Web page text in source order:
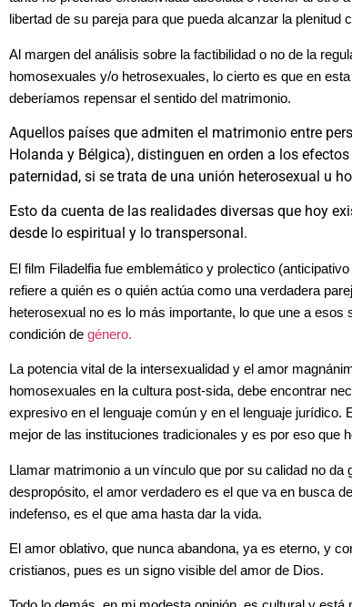
libertad de su pareja para que pueda alcanzar la plenitud
Al margen del análisis sobre la factibilidad o no de la
homosexuales y/o hetrosexuales, lo cierto es que en
deberíamos repensar el sentido del matrimonio.
Aquellos países que admiten el matrimonio entre
Holanda y Bélgica), distinguen en orden a los
paternidad, si se trata de una unión heterosexual u
Esto da cuenta de las realidades diversas que hoy
desde lo espiritual y lo transpersonal.
El film Filadelfia fue emblemático y prolectico
refiere a quién es o quién actúa como una verdadera
heterosexual no es lo más importante, lo que une a
condición de género.
La potencia vital de la intersexualidad y el amor
homosexuales en la cultura post-sida, debe encontrar
expresivo en el lenguaje común y en el lenguaje jurídico.
mejor de las instituciones tradicionales y es por eso que
Llamar matrimonio a un vínculo que por su calidad no
despropósito, el amor verdadero es el que va en busca
indefenso, es el que ama hasta dar la vida.
El amor oblativo, que nunca abandona, ya es eterno, y
cristianos, pues es un signo visible del amor de Dios.